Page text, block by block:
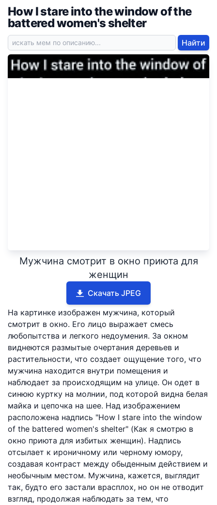
How I stare into the window of the
battered women's shelter
Найти
Мужчина смотрит в окно приюта для
женщин
Скачать JPEG
На картинке изображен мужчина, который
смотрит в окно. Его лицо выражает смесь
любопытства и легкого недоумения. За окном
виднеются размытые очертания деревьев и
растительности, что создает ощущение того, что
мужчина находится внутри помещения и
наблюдает за происходящим на улице. Он одет в
синюю куртку на молнии, под которой видна белая
майка и цепочка на шее. Над изображением
расположена надпись "How I stare into the window
of the battered women's shelter" (Как я смотрю в
окно приюта для избитых женщин). Надпись
отсылает к ироничному или черному юмору,
создавая контраст между обыденным действием и
необычным местом. Мужчина, кажется, выглядит
так, будто его застали врасплох, но он не отводит
взгляд, продолжая наблюдать за тем, что